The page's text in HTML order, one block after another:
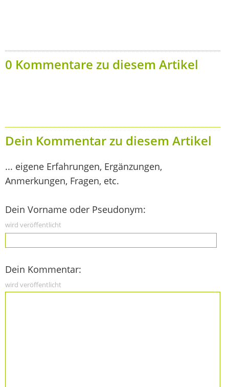
0 Kommentare zu diesem Artikel
Dein Kommentar zu diesem Artikel
... eigene Erfahrungen, Ergänzungen,
Anmerkungen, Fragen, etc.
Dein Vorname oder Pseudonym:
wird veröffentlicht
Dein Kommentar:
wird veröffentlicht